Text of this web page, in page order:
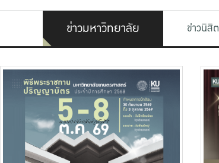
ข่าวมหาวิทยาลัย ข่าวนิสิต